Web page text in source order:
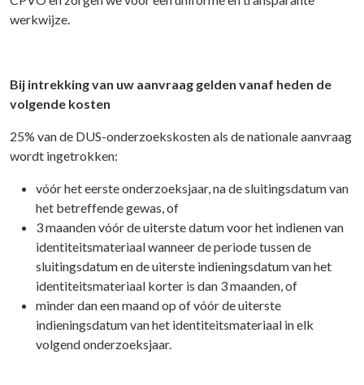
werkwijze.
Bij intrekking van uw aanvraag gelden vanaf heden de
volgende kosten
25% van de DUS-onderzoekskosten als de nationale aanvraag
wordt ingetrokken:
vóór het eerste onderzoeksjaar, na de sluitingsdatum van
het betreffende gewas, of
3 maanden vóór de uiterste datum voor het indienen van
identiteitsmateriaal wanneer de periode tussen de
sluitingsdatum en de uiterste indieningsdatum van het
identiteitsmateriaal korter is dan 3 maanden, of
minder dan een maand op of vóór de uiterste
indieningsdatum van het identiteitsmateriaal in elk
volgend onderzoeksjaar.